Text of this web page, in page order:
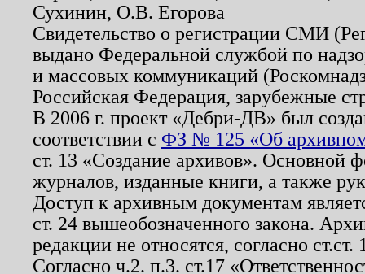
Сухинин, О.В. Егорова
Свидетельство о регистрации СМИ
выдано Федеральной службой по
и массовых коммуникаций
Российская Федерация, зарубежные
В 2006 г. проект «Дебри-ДВ» был
соответствии с ФЗ № 125 «Об
ст. 13 «Создание архивов». Основной
журналов, изданные книги, а также
Доступ к архивным документам
ст. 24 вышеобозначенного закона.
редакции не относятся, согласно
Согласно ч.2. п.3. ст.17